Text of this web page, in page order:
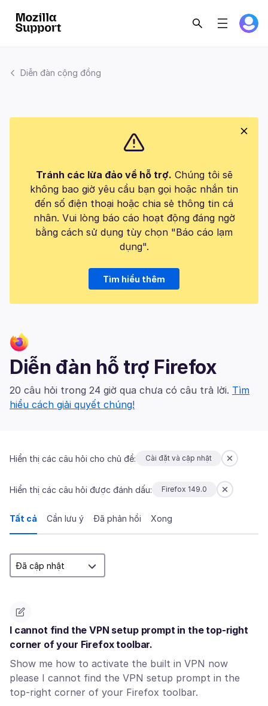
Diễn đàn cộng đồng
Tránh các lừa đảo về hỗ trợ. Chúng tôi sẽ
không bao giờ yêu cầu bạn gọi hoặc nhắn tin
đến số điện thoại hoặc chia sẻ thông tin cá
nhân. Vui lòng báo cáo hoạt động đáng ngờ
bằng cách sử dụng tùy chọn "Báo cáo lạm
dụng".
Tìm hiểu thêm
Diễn đàn hỗ trợ Firefox
20 câu hỏi trong 24 giờ qua chưa có câu trả lời. Tìm
hiểu cách giải quyết chúng!
Hiển thị các câu hỏi cho chủ đề: Cài đặt và cập nhật
Hiển thị các câu hỏi được đánh dấu: Firefox 149.0
Tất cả Cần lưu ý Đã phản hồi Xong
I cannot find the VPN setup prompt in the top-right
corner of your Firefox toolbar.
Show me how to activate the built in VPN now
please I cannot find the VPN setup prompt in the
top-right corner of your Firefox toolbar.